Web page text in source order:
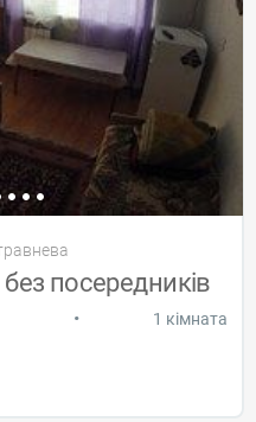
посередників
• 1 кімната